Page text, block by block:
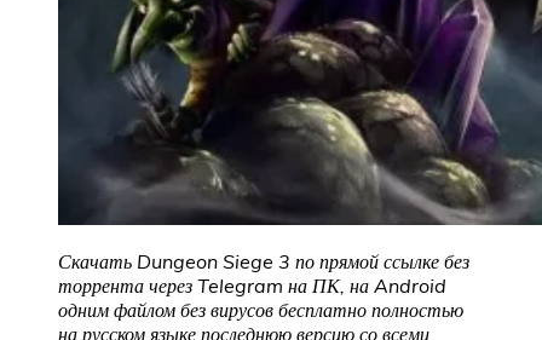
Скачать Dungeon Siege 3 по прямой ссылке без
торрента через Telegram на ПК, на Android
одним файлом без вирусов бесплатно полностью
на русском языке последнюю версию со всеми